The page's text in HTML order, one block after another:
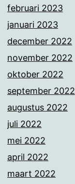
februari 2023
januari 2023
december 2022
november 2022
oktober 2022
september 2022
augustus 2022
juli 2022
mei 2022
april 2022
maart 2022